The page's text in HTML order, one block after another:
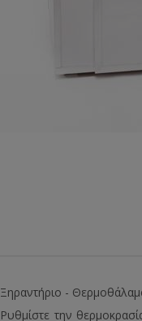
Ξηραντήριο -
Ρυθμίστε την